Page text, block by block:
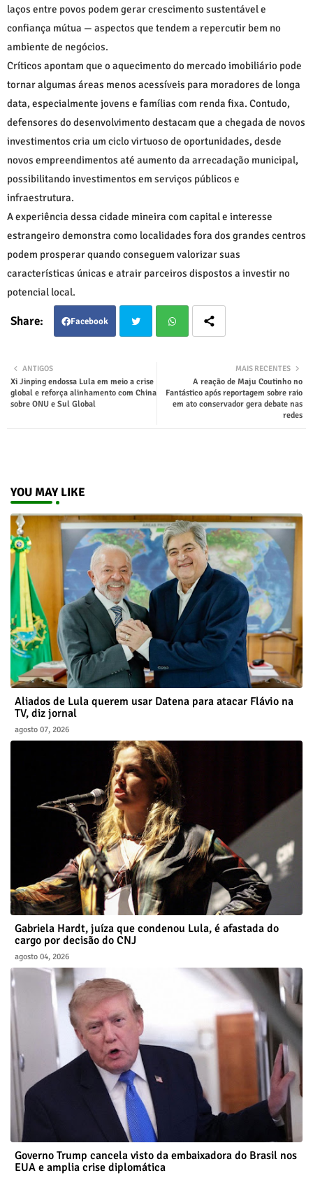
laços entre povos podem gerar crescimento sustentável e
confiança mútua — aspectos que tendem a repercutir bem no
ambiente de negócios.
Críticos apontam que o aquecimento do mercado imobiliário pode
tornar algumas áreas menos acessíveis para moradores de longa
data, especialmente jovens e famílias com renda fixa. Contudo,
defensores do desenvolvimento destacam que a chegada de novos
investimentos cria um ciclo virtuoso de oportunidades, desde
novos empreendimentos até aumento da arrecadação municipal,
possibilitando investimentos em serviços públicos e
infraestrutura.
A experiência dessa cidade mineira com capital e interesse
estrangeiro demonstra como localidades fora dos grandes centros
podem prosperar quando conseguem valorizar suas
características únicas e atrair parceiros dispostos a investir no
potencial local.
Facebook
ter
MAIS RECENTES
A reação de Maju Coutinho no
Fantástico após reportagem sobre raio
em ato conservador gera debate nas
redes
ANTIGOS
Xi Jinping endossa Lula em meio a crise
global e reforça alinhamento com China
sobre ONU e Sul Global
YOU MAY LIKE
Aliados de Lula querem usar Datena para atacar Flávio na
TV, diz jornal
agosto 07, 2026
Gabriela Hardt, juíza que condenou Lula, é afastada do
cargo por decisão do CNJ
agosto 04, 2026
Governo Trump cancela visto da embaixadora do Brasil nos
EUA e amplia crise diplomática